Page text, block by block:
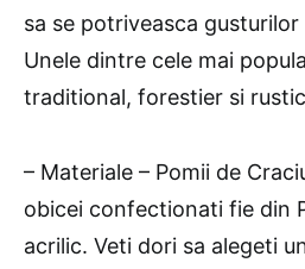
sa se potriveasca
Unele dintre cele mai
traditional, forestier si
– Materiale – Pomii de
obicei confectionati fie din
acrilic. Veti dori sa alegeti